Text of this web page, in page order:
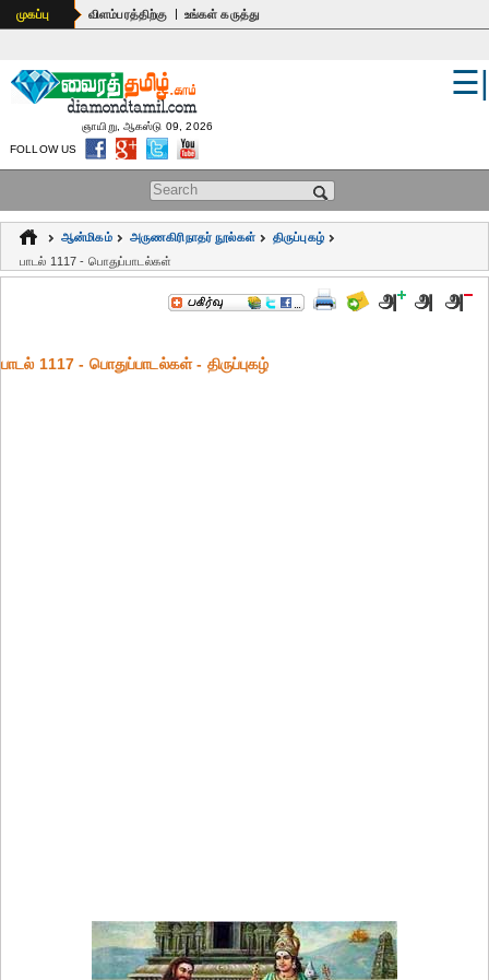
உலகம்
பொதுஅறிவு
கல்வி
ஆன்மிகம்
முகப்பு விளம்பரத்திற்கு | உங்கள் கருத்து
Search form
☰|
ஞாயிறு, ஆகஸ்டு 09, 2026
FOLLOW US
ஆன்மிகம் அருணகிரிநாதர் நூல்கள்
திருப்புகழ்
பாடல் 1117 - பொதுப்பாடல்கள்
பாடல் 1117 - பொதுப்பாடல்கள் - திருப்புகழ்